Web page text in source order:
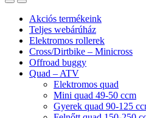
Akciós termékeink
Teljes webárúház
Elektromos rollerek
Cross/Dirtbike – Minicross
Offroad buggy
Quad – ATV
Elektromos quad
Mini quad 49-50 ccm
Gyerek quad 90-125